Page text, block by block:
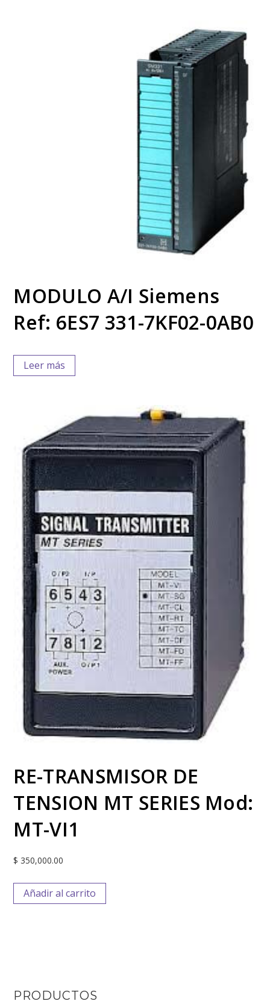
MODULO A/I Siemens
Ref: 6ES7 331-7KF02-0AB0
Leer más
RE-TRANSMISOR DE
TENSION MT SERIES Mod:
MT-VI1
$ 350,000.00
Añadir al carrito
PRODUCTOS